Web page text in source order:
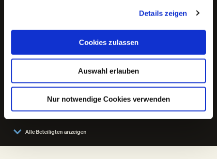
Details zeigen
Cookies zulassen
Auswahl erlauben
Nur notwendige Cookies verwenden
Alle Beteiligten anzeigen